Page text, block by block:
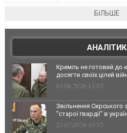
БІЛЬШЕ
Кремль не готовий до
досягти своїх цілей
03.08.2026 13:02
Звільнення Сирського
"старої гвардії" в
23.07.2026 10:32